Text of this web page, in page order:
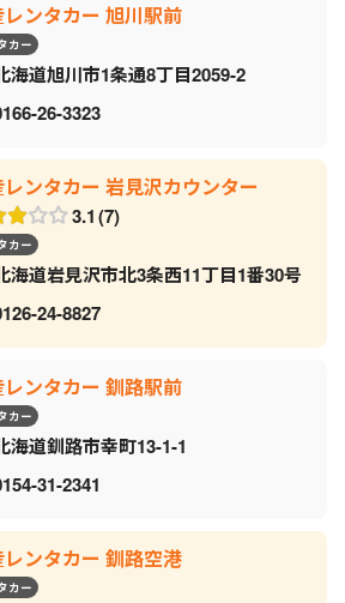
レンタカー 旭川駅前
カー
海道旭川市1条通8丁目2059‐2
26-3323
レンタカー 岩見沢カウンター
3.1 7
カー
海道岩見沢市北3条西11丁目1番30号
24-8827
レンタカー 釧路駅前
カー
海道釧路市幸町13-1-1
31-2341
レンタカー 釧路空港
カー